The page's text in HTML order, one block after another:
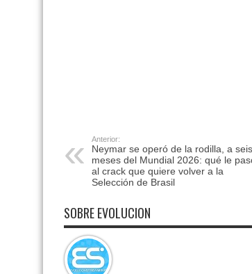
Anterior:
Neymar se operó de la rodilla, a seis
meses del Mundial 2026: qué le
al crack que quiere volver a la
Selección de Brasil
SOBRE EVOLUCION